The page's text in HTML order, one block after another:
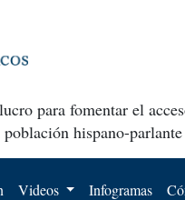
para fomentar el
hispano-parlante
Videos Infogramas